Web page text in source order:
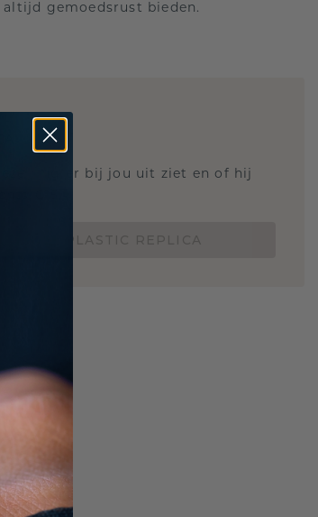
gemoedsrust bieden.
ring er bij jou uit ziet en of hij